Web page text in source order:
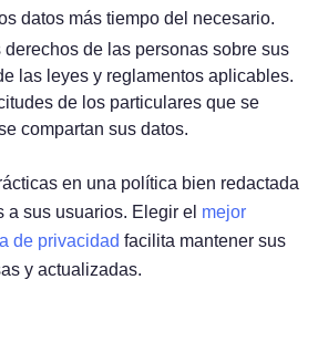
datos más tiempo del necesario.
de las personas sobre sus
las leyes y reglamentos aplicables.
de los particulares que se
compartan sus datos.
en una política bien redactada
a sus usuarios. Elegir el mejor
de privacidad facilita mantener sus
y actualizadas.